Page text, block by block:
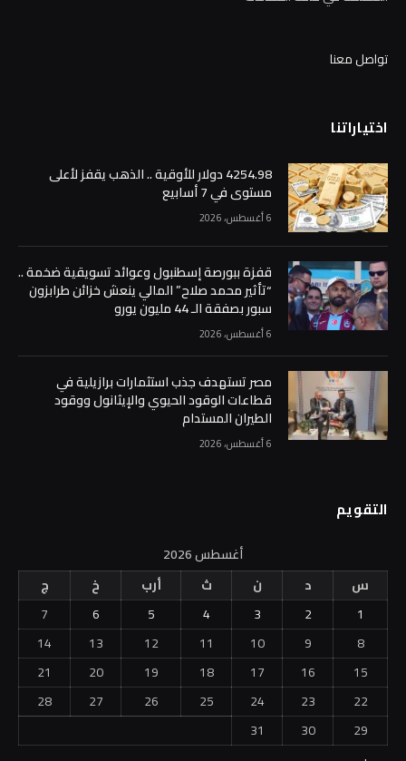
تواصل معنا
اختياراتنا
4254.98 دولار للأوقية .. الذهب يقفز لأعلى
مستوى في 7 أسابيع
6 أغسطس، 2026
قفزة ببورصة إسطنبول وعوائد تسويقية ضخمة ..
“تأثير محمد صلاح” المالي ينعش خزائن طرابزون
سبور بصفقة الـ 44 مليون يورو
6 أغسطس، 2026
مصر تستهدف جذب استثمارات برازيلية في
قطاعات الوقود الحيوي والإيثانول ووقود
الطيران المستدام
6 أغسطس، 2026
التقويم
أغسطس 2026
س
د ن ث أرب خ
ج
1
2
3
4
5
6
7
8
9
10
11
12
13
14
15
16
17
18
19
20
21
22
23
24
25
26
27
28
29
30
31